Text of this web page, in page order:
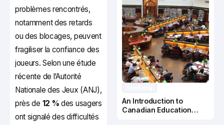
problèmes rencontrés,
notamment des retards
ou des blocages, peuvent
fragiliser la confiance des
joueurs. Selon une étude
récente de l’Autorité
Nationale des Jeux (ANJ),
près de 12 % des usagers
ont signalé des difficultés
An Introduction to
Canadian Education